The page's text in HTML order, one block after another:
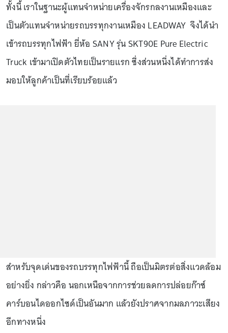
ทั้งนี้ เราในฐานะผู้แทนจำหน่ายเครื่องจักรกลงานเหมืองและ
เป็นตัวแทนจำหน่ายรถบรรทุกงานเหมือง LEADWAY จึงได้นำ
เข้ารถบรรทุกไฟฟ้า ยี่ห้อ SANY รุ่น SKT90E Pure Electric
Truck เข้ามาเปิดตัวไทยเป็นรายแรก ซึ่งส่วนหนึ่งได้ทำการส่ง
มอบให้ลูกค้าเป็นที่เรียบร้อยแล้ว
สำหรับจุดเด่นของรถบรรทุกไฟฟ้านี้ ถือเป็นมิตรต่อสิ่งแวดล้อม
อย่างยิ่ง กล่าวคือ นอกเหนือจากการช่วยลดการปล่อยก๊าซ์
คาร์บอนไดออกไซด์เป็นอันมาก แล้วยังปราศจากมลภาวะเสียง
อีกทางหนึ่ง